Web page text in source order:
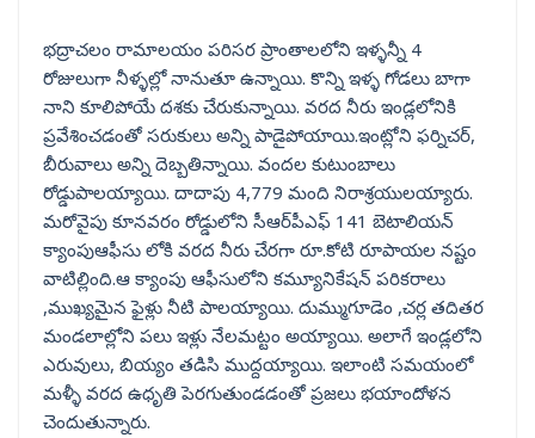
భద్రాచలం రామాలయం పరిసర ప్రాంతాలలోని ఇళ్ళన్నీ 4
రోజులుగా నీళ్ళల్లో నానుతూ ఉన్నాయి. కొన్ని ఇళ్ళ గోడలు బాగా
నాని కూలిపోయే దశకు చేరుకున్నాయి. వరద నీరు ఇండ్లలోనికి
ప్రవేశించడంతో సరుకులు అన్ని పాడైపోయాయి.ఇంట్లోని ఫర్నిచర్,
బీరువాలు అన్ని దెబ్బతిన్నాయి. వందల కుటుంబాలు
రోడ్డుపాలయ్యాయి. దాదాపు 4,779 మంది నిరాశ్రయులయ్యారు.
మరోవైపు కూనవరం రోడ్డులోని సీఆర్‌పీఎఫ్ 141 బెటాలియన్
క్యాంపుఆఫీసు లోకి వరద నీరు చేరగా రూ.కోటి రూపాయల నష్టం
వాటిల్లింది.ఆ క్యాంపు ఆఫీసులోని కమ్యూనికేషన్ పరికరాలు
,ముఖ్యమైన ఫైళ్లు నీటి పాలయ్యాయి. దుమ్ముగూడెం ,చర్ల తదితర
మండలాల్లోని పలు ఇళ్లు నేలమట్టం అయ్యాయి. అలాగే ఇండ్లలోని
ఎరువులు, బియ్యం తడిసి ముద్దయ్యాయి. ఇలాంటి సమయంలో
మళ్ళీ వరద ఉధృతి పెరగుతుండడంతో ప్రజలు భయాందోళన
చెందుతున్నారు.